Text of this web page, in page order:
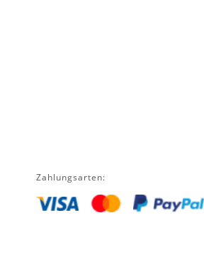
Zahlungsarten: